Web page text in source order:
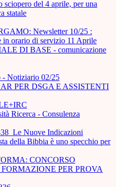
sciopero del 4 aprile, per una
statale
Newsletter 10/25 :
in orario di servizio 11 Aprile
DI BASE - comunicazione
Notiziario 02/25
PER DSGA E ASSISTENTI
Ricerca - Consulenza
Le Nuove Indicazioni
della Bibbia è uno specchio per
CONCORSO
PER PROVA